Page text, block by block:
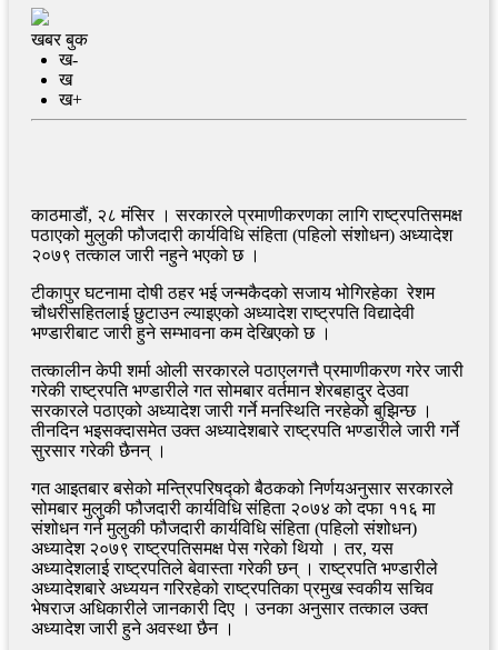
खबर बुक
ख-
ख
ख+
काठमाडौं, २८ मंसिर । सरकारले प्रमाणीकरणका लागि राष्ट्रपतिसमक्ष
पठाएको मुलुकी फौजदारी कार्यविधि संहिता (पहिलो संशोधन) अध्यादेश
२०७९ तत्काल जारी नहुने भएको छ ।
टीकापुर घटनामा दोषी ठहर भई जन्मकैदको सजाय भोगिरहेका रेशम
चौधरीसहितलाई छुटाउन ल्याइएको अध्यादेश राष्ट्रपति विद्यादेवी
भण्डारीबाट जारी हुने सम्भावना कम देखिएको छ ।
तत्कालीन केपी शर्मा ओली सरकारले पठाएलगत्तै प्रमाणीकरण गरेर जारी
गरेकी राष्ट्रपति भण्डारीले गत सोमबार वर्तमान शेरबहादुर देउवा
सरकारले पठाएको अध्यादेश जारी गर्ने मनस्थिति नरहेको बुझिन्छ ।
तीनदिन भइसक्दासमेत उक्त अध्यादेशबारे राष्ट्रपति भण्डारीले जारी गर्ने
सुरसार गरेकी छैनन् ।
गत आइतबार बसेको मन्त्रिपरिषद्को बैठकको निर्णयअनुसार सरकारले
सोमबार मुलुकी फौजदारी कार्यविधि संहिता २०७४ को दफा ११६ मा
संशोधन गर्न मुलुकी फौजदारी कार्यविधि संहिता (पहिलो संशोधन)
अध्यादेश २०७९ राष्ट्रपतिसमक्ष पेस गरेको थियो । तर, यस
अध्यादेशलाई राष्ट्रपतिले बेवास्ता गरेकी छन् । राष्ट्रपति भण्डारीले
अध्यादेशबारे अध्ययन गरिरहेको राष्ट्रपतिका प्रमुख स्वकीय सचिव
भेषराज अधिकारीले जानकारी दिए । उनका अनुसार तत्काल उक्त
अध्यादेश जारी हुने अवस्था छैन ।